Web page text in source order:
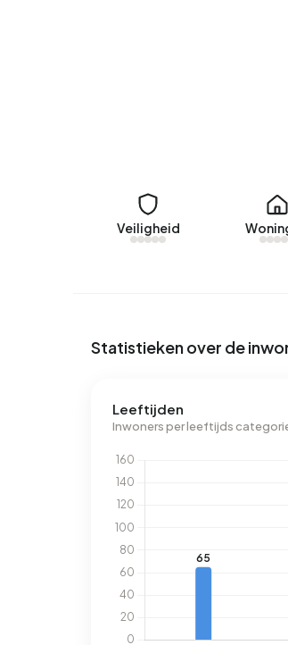
Momenteel zijn er geen
In Buitengebied Oijen zijn er
labels zijn G (33%), A (16%)
aan elektriciteit per jaar. Dit
Veiligheid
Statistieken over de
Leeftijden
Inwoners per leeftijds